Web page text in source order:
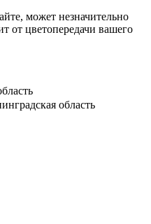
может незначительно
от цветопередачи вашего
область